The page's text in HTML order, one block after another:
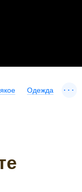
Одежда ...